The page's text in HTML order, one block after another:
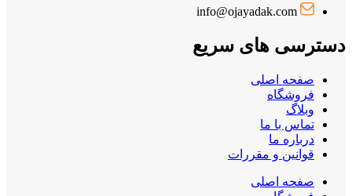
info@ojayadak.com
دسترسی های سریع
صفحه اصلی
فروشگاه
وبلاگ
تماس با ما
درباره ما
قوانین و مقررات
صفحه اصلی